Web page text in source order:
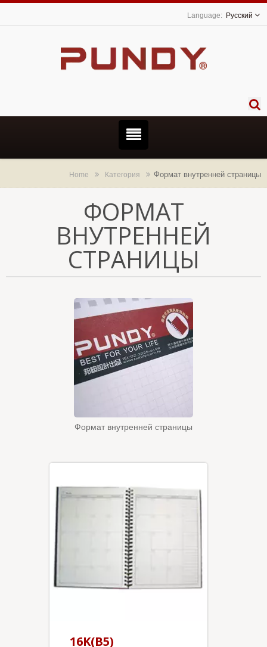
Русский
Home Категория Формат внутренней страницы
ФОРМАТ
ВНУТРЕННЕЙ
СТРАНИЦЫ
Формат внутренней страницы
16K(B5)